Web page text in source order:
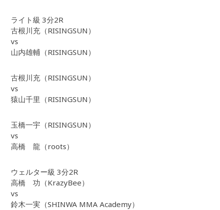
ライト級 3分2R
古根川充（RISINGSUN）
vs
山内雄輔（RISINGSUN）
古根川充（RISINGSUN）
vs
猿山千里（RISINGSUN）
玉橋一宇（RISINGSUN）
vs
高橋 龍（roots）
ウェルター級 3分2R
高橋 功（KrazyBee）
vs
鈴木一実（SHINWA MMA Academy）